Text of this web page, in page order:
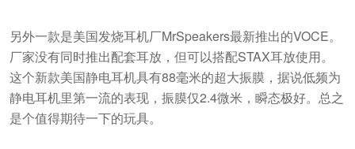
另外一款是美国发烧耳机厂MrSpeakers最新推出的VOCE。
厂家没有同时推出配套耳放，但可以搭配STAX耳放使用。
这个新款美国静电耳机具有88毫米的超大振膜，据说低频为
静电耳机里第一流的表现，振膜仅2.4微米，瞬态极好。总之
是个值得期待一下的玩具。